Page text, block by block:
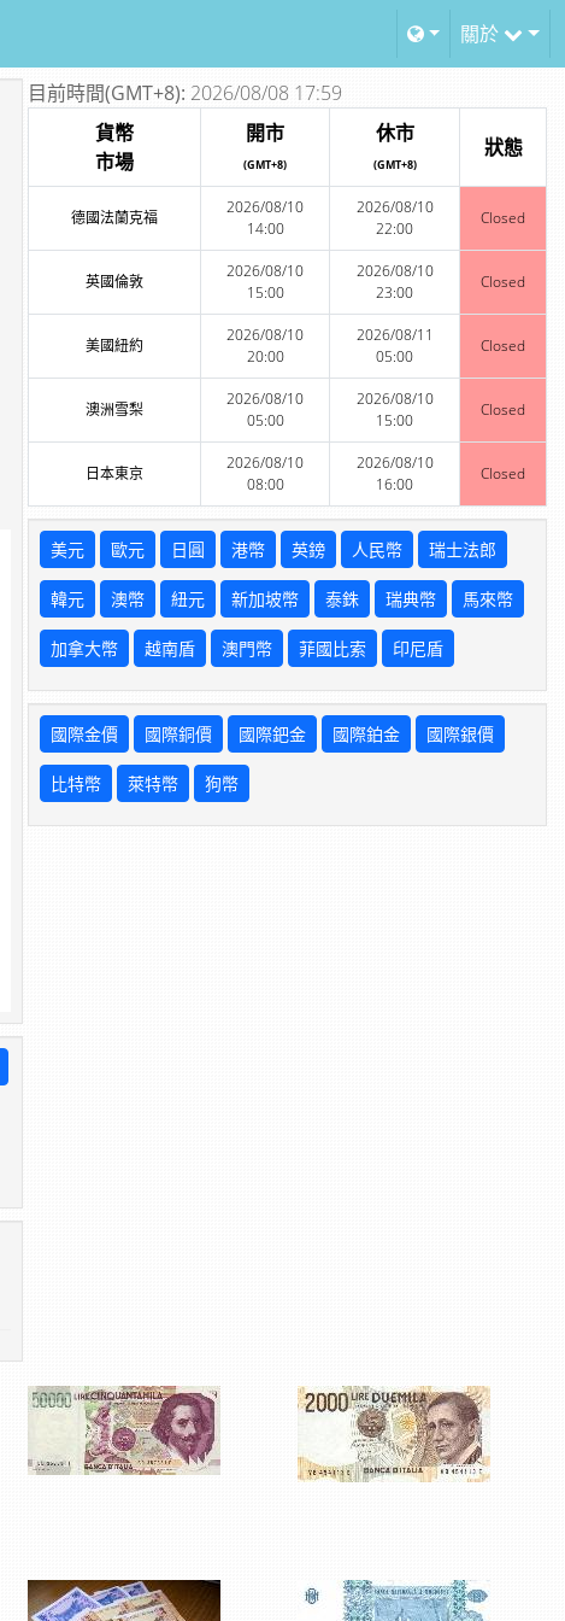
關於
目前時間(GMT+8): 2026/08/08 17:59
貨幣
市場
開市
(GMT+8)
休市
(GMT+8)
狀態
德國法蘭克福
2026/08/10
14:00
2026/08/10
22:00
Closed
英國倫敦
2026/08/10
15:00
2026/08/10
23:00
Closed
美國紐約
2026/08/10
20:00
2026/08/11
05:00
Closed
澳洲雪梨
2026/08/10
05:00
2026/08/10
15:00
Closed
日本東京
2026/08/10
08:00
2026/08/10
16:00
Closed
美元 歐元 日圓 港幣 英鎊 人民幣 瑞士法郎
韓元 澳幣 紐元 新加坡幣 泰銖 瑞典幣 馬來幣
加拿大幣 越南盾 澳門幣 菲國比索 印尼盾
國際金價 國際銅價 國際鈀金 國際鉑金 國際銀價
比特幣 萊特幣 狗幣